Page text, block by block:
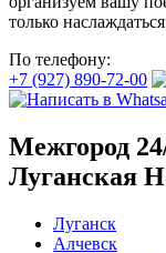
только
По телефону:
+7 (927) 890-72-00
Межгород
Луганская
Луганск
Алчевск